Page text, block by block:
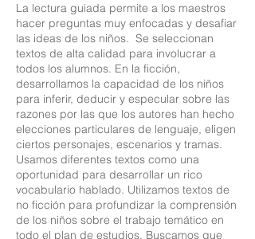
La lectura guiada permite a los maestros
hacer preguntas muy enfocadas y desafiar
las ideas de los niños. Se seleccionan
textos de alta calidad para involucrar a
todos los alumnos. En la ficción,
desarrollamos la capacidad de los niños
para inferir, deducir y especular sobre las
razones por las que los autores han hecho
elecciones particulares de lenguaje, eligen
ciertos personajes, escenarios y tramas.
Usamos diferentes textos como una
oportunidad para desarrollar un rico
vocabulario hablado. Utilizamos textos de
no ficción para profundizar la comprensión
de los niños sobre el trabajo temático en
todo el plan de estudios. Buscamos que